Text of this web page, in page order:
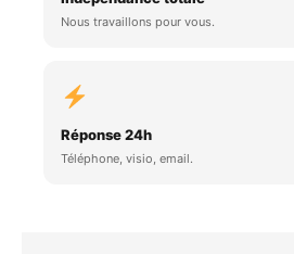
Nous travaillons pour vous.
Réponse 24h
Téléphone, visio, email.